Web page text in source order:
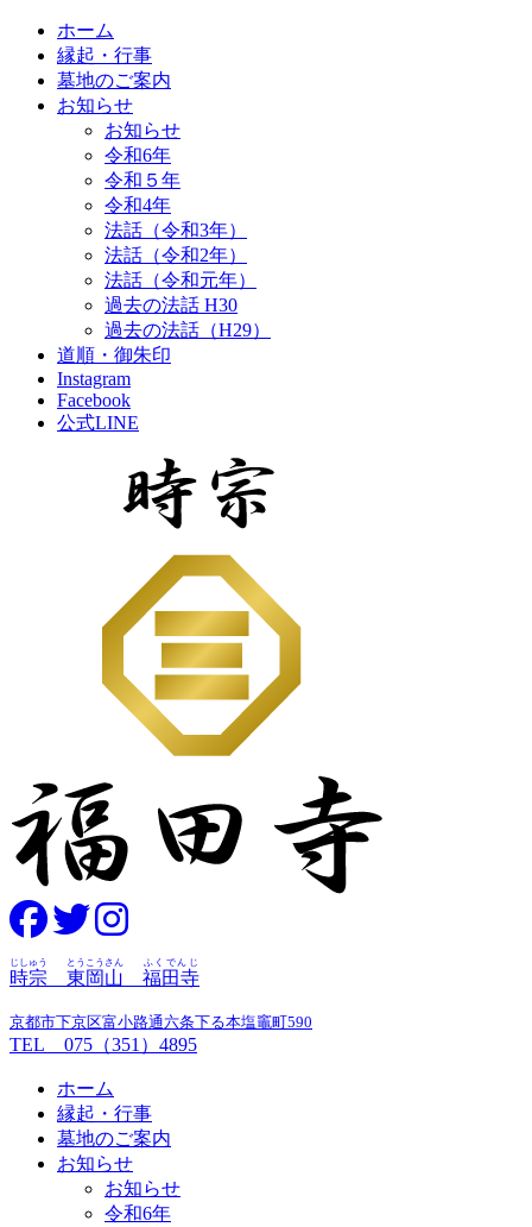
ホーム
縁起・行事
墓地のご案内
お知らせ
お知らせ
令和6年
令和５年
令和4年
法話（令和3年）
法話（令和2年）
法話（令和元年）
過去の法話 H30
過去の法話（H29）
道順・御朱印
Instagram
Facebook
公式LINE
時宗
じしゅう
東岡山
とうこうさん
福田寺
ふくでんじ
京都市下京区富小路通六条下る本塩竈町590
TEL 075（351）4895
ホーム
縁起・行事
墓地のご案内
お知らせ
お知らせ
令和6年